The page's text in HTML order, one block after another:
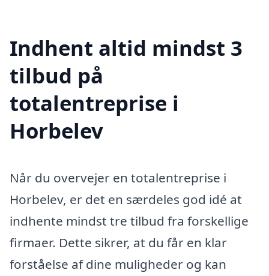
Indhent altid mindst 3
tilbud på
totalentreprise i
Horbelev
Når du overvejer en totalentreprise i
Horbelev, er det en særdeles god idé at
indhente mindst tre tilbud fra forskellige
firmaer. Dette sikrer, at du får en klar
forståelse af dine muligheder og kan